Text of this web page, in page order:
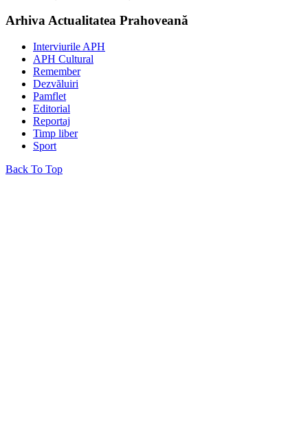
Arhiva Actualitatea Prahoveană
Interviurile APH
APH Cultural
Remember
Dezvăluiri
Pamflet
Editorial
Reportaj
Timp liber
Sport
Back To Top